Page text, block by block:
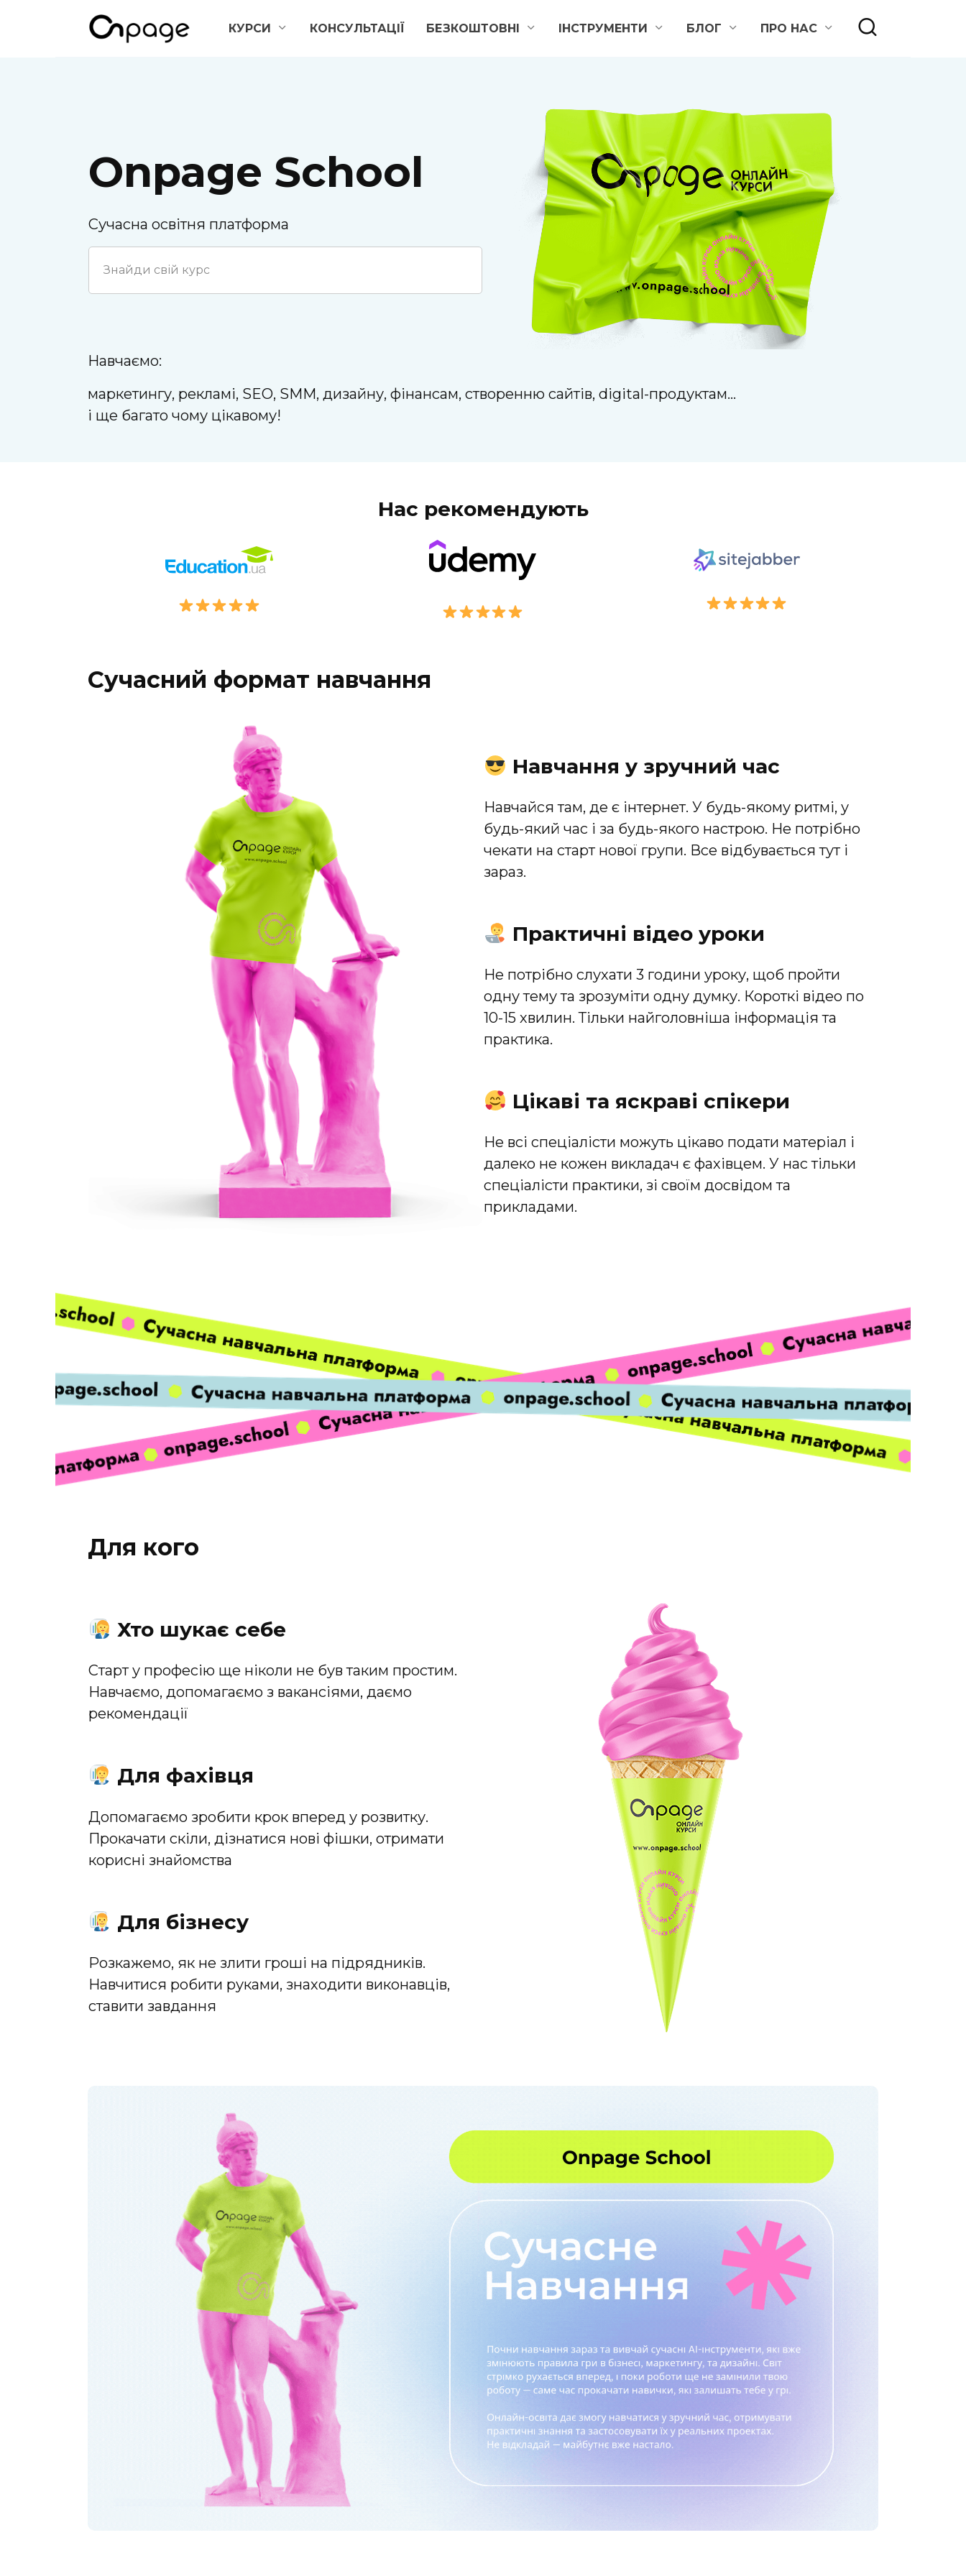
КУРСИ КОНСУЛЬТАЦІЇ БЕЗКОШТОВНІ ІНСТРУМЕНТИ БЛОГ ПРО НАС
Onpage School
Сучасна освітня платформа
Навчаємо:
маркетингу, рекламі, SEO, SMM, дизайну, фінансам, створенню сайтів, digital-продуктам...
і ще багато чому цікавому!
Нас рекомендують
Сучасний формат навчання
Навчання у зручний час
Навчайся там, де є інтернет. У будь-якому ритмі, у
будь-який час і за будь-якого настрою. Не потрібно
чекати на старт нової групи. Все відбувається тут і
зараз.
Практичні відео уроки
Не потрібно слухати 3 години уроку, щоб пройти
одну тему та зрозуміти одну думку. Короткі відео по
10-15 хвилин. Тільки найголовніша інформація та
практика.
Цікаві та яскраві спікери
Не всі спеціалісти можуть цікаво подати матеріал і
далеко не кожен викладач є фахівцем. У нас тільки
спеціалісти практики, зі своїм досвідом та
прикладами.
Для кого
Хто шукає себе
Старт у професію ще ніколи не був таким простим.
Навчаємо, допомагаємо з вакансіями, даємо
рекомендації
Для фахівця
Допомагаємо зробити крок вперед у розвитку.
Прокачати скіли, дізнатися нові фішки, отримати
корисні знайомства
Для бізнесу
Розкажемо, як не злити гроші на підрядників.
Навчитися робити руками, знаходити виконавців,
ставити завдання